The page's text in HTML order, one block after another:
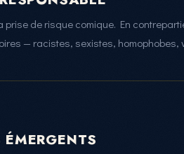
de risque comique. En
— racistes, sexistes,